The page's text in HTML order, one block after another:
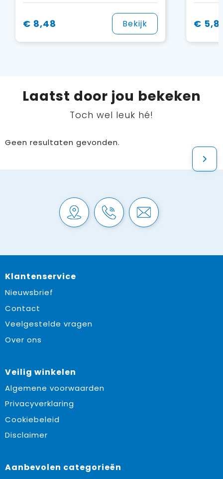
€ 8,48 Bekijk €
Laatst door jou bekeken
Toch wel leuk hé!
Geen resultaten gevonden.
Klantenservice
Nieuwsbrief
Contact
Veelgestelde vragen
Over ons
Veilig winkelen
Algemene voorwaarden
Privacyverklaring
Cookiebeleid
Disclaimer
Aanbevolen categorieën